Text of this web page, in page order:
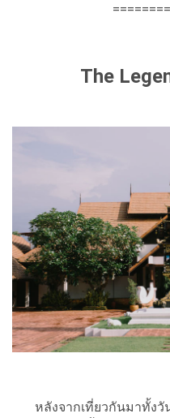
The
หลังจากเที่ยวกันมาทั้งวั